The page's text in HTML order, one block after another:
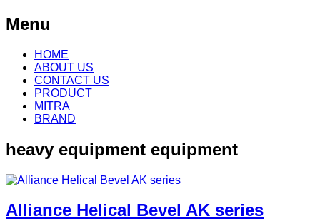
Menu
Skip
content
HOME
ABOUT US
CONTACT US
PRODUCT
MITRA
BRAND
heavy equipment equipment
Alliance Helical Bevel AK series